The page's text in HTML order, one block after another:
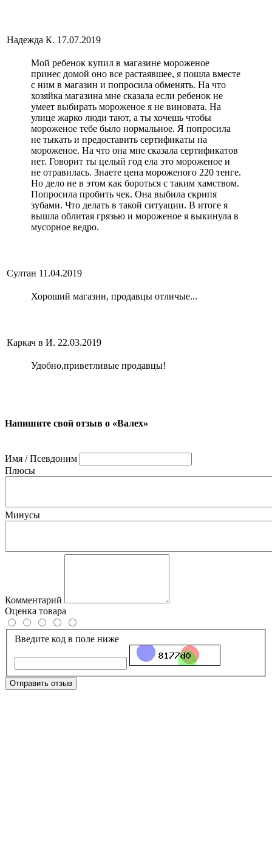
Надежда К. 17.07.2019
Мой ребенок купил в магазине мороженое
принес домой оно все растаявшее, я пошла вместе
с ним в магазин и попросила обменять. На что
хозяйка магазина мне сказала если ребенок не
умеет выбирать мороженое я не виновата. На
улице жарко люди тают, а ты хочешь чтобы
мороженое тебе было нормальное. Я попросила
не тыкать и предоставить сертификаты на
мороженое. На что она мне сказала сертификатов
нет. Говорит ты целый год ела это мороженое и
не отравилась. Знаете цена мороженого 220 тенге.
Но дело не в этом как бороться с таким хамством.
Попросила пробить чек. Она выбила скрипя
зубами. Что делать в такой ситуации. В итоге я
вышла облитая грязью и мороженое я выкинула в
мусорное ведро.
Султан 11.04.2019
Хороший магазин, продавцы отличые...
Каркач в И. 22.03.2019
Удобно,приветливые продавцы!
Напишите свой отзыв о «Валех»
Имя / Псевдоним
Плюсы
Минусы
Комментарий
Оценка товара
Введите код в поле ниже
Отправить отзыв